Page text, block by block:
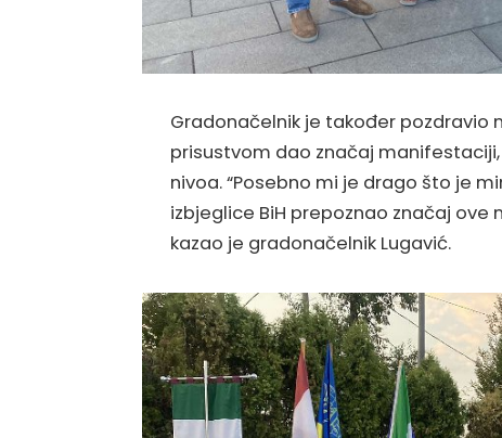
Gradonačelnik je također pozdravio
prisustvom dao značaj
nivoa. “Posebno mi je drago što je
izbjeglice BiH prepoznao značaj ove
kazao je gradonačelnik Lugavić.